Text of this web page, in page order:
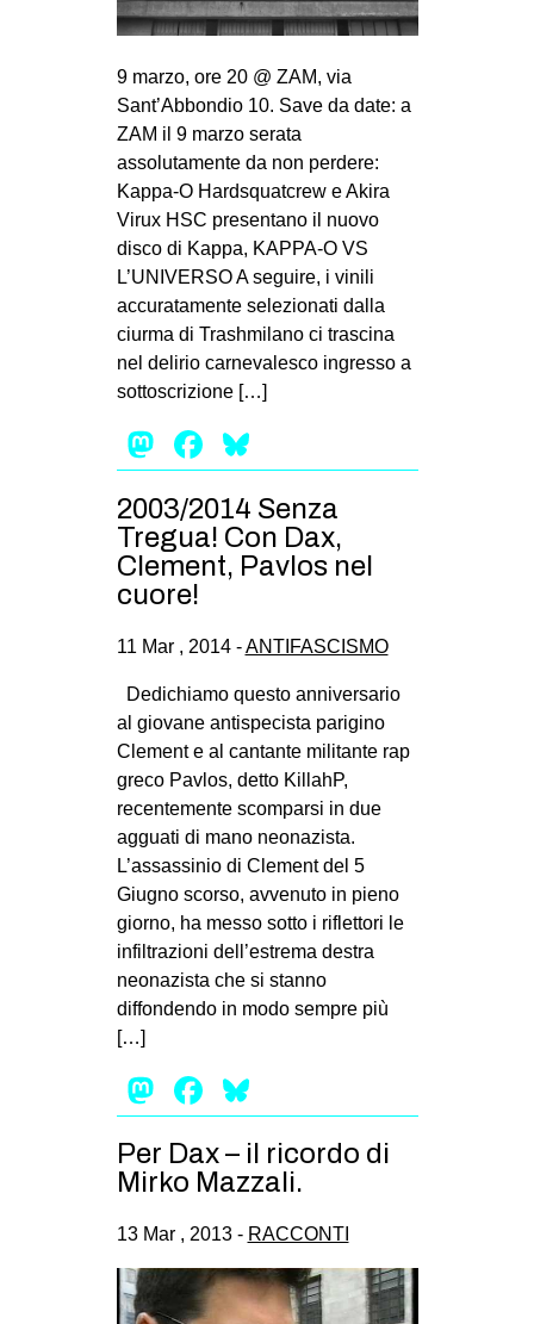
9 marzo, ore 20 @ ZAM, via
Sant’Abbondio 10. Save da date: a
ZAM il 9 marzo serata
assolutamente da non perdere:
Kappa-O Hardsquatcrew e Akira
Virux HSC presentano il nuovo
disco di Kappa, KAPPA-O VS
L’UNIVERSO A seguire, i vinili
accuratamente selezionati dalla
ciurma di Trashmilano ci trascina
nel delirio carnevalesco ingresso a
sottoscrizione […]
Mastodon
Facebook
2003/2014 Senza
Tregua! Con Dax,
Clement, Pavlos nel
cuore!
11 Mar , 2014 -ANTIFASCISMO
Dedichiamo questo anniversario
al giovane antispecista parigino
Clement e al cantante militante rap
greco Pavlos, detto KillahP,
recentemente scomparsi in due
agguati di mano neonazista.
L’assassinio di Clement del 5
Giugno scorso, avvenuto in pieno
giorno, ha messo sotto i riflettori le
infiltrazioni dell’estrema destra
neonazista che si stanno
diffondendo in modo sempre più
[…]
Mastodon
Facebook
Per Dax – il ricordo di
Mirko Mazzali.
13 Mar , 2013 - RACCONTI